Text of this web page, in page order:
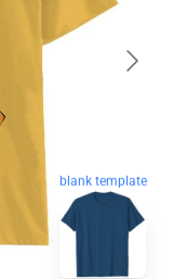
blank template